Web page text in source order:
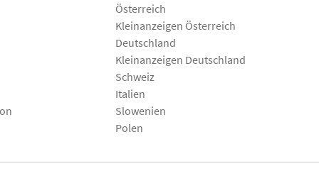
Österreich
Kleinanzeigen Österreich
Deutschland
Kleinanzeigen Deutschland
Schweiz
Italien
Slowenien
Polen